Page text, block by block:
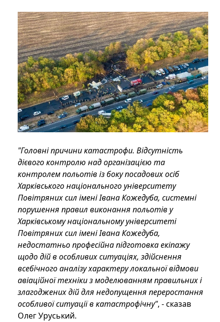
"Головні причини катастрофи. Відсутність
дієвого контролю над організацією та
контролем польотів із боку посадових осіб
Харківського національного університету
Повітряних сил імені Івана Кожедуба, системні
порушення правил виконання польотів у
Харківському національному університеті
Повітряних сил імені Івана Кожедуба,
недостатньо професійна підготовка екіпажу
щодо дій в особливих ситуаціях, здійснення
всебічного аналізу характеру локальної відмови
авіаційної техніки з моделюванням правильних і
злагоджених дій для недопущення переростання
особливої ситуації в катастрофічну", - сказав
Олег Уруський.